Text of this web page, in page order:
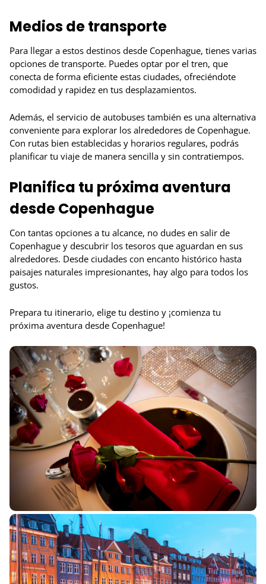
Medios de transporte
Para llegar a estos destinos desde Copenhague, tienes varias
opciones de transporte. Puedes optar por el tren, que
conecta de forma eficiente estas ciudades, ofreciéndote
comodidad y rapidez en tus desplazamientos.
Además, el servicio de autobuses también es una alternativa
conveniente para explorar los alrededores de Copenhague.
Con rutas bien establecidas y horarios regulares, podrás
planificar tu viaje de manera sencilla y sin contratiempos.
Planifica tu próxima aventura
desde Copenhague
Con tantas opciones a tu alcance, no dudes en salir de
Copenhague y descubrir los tesoros que aguardan en sus
alrededores. Desde ciudades con encanto histórico hasta
paisajes naturales impresionantes, hay algo para todos los
gustos.
Prepara tu itinerario, elige tu destino y ¡comienza tu
próxima aventura desde Copenhague!